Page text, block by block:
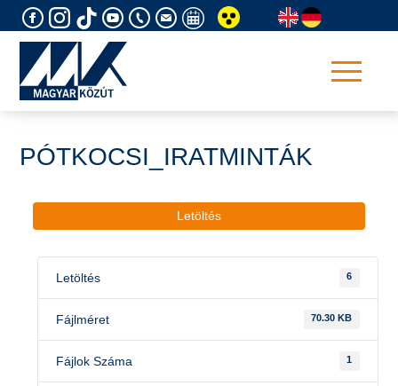
to
PÓTKOCSI_IRATMINTÁK
Letöltés
Letöltés 6
Fájlméret 70.30 KB
Fájlok Száma 1